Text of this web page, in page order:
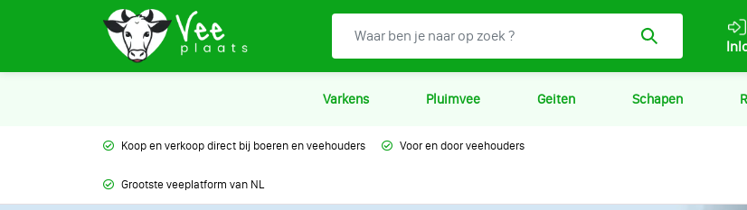
Varkens Pluimvee Geiten Schapen
Koop en verkoop direct bij boeren en veehouders Voor en door veehouders
Grootste veeplatform van NL